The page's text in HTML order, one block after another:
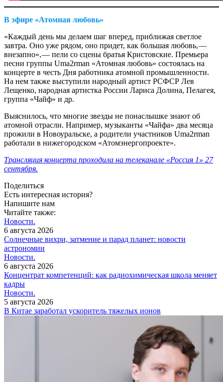
В эфире «Атомная любовь»
«Каждый день мы делаем шаг вперед, приближая светлое
завтра. Оно уже рядом, оно придет, как большая любовь, — ​
внезапно», — ​пели со сцены братья Кристовские. Премьера
песни группы Uma2rman «Атомная любовь» состоялась на
концерте в честь Дня работника атомной промышленности.
На нем также выступили народный артист РСФСР Лев
Лещенко, народная артистка России Лариса Долина, Пелагея,
группа «Чайф» и др.
Выяснилось, что многие звезды не понаслышке знают об
атомной отрасли. Например, музыканты «Чайфа» два месяца
прожили в Новоуральске, а родители участников Uma2rman
работали в нижегородском «Атомэнергопроекте».
Трансляция концерта проходила на телеканале «Россия 1» 27
сентября.
Поделиться
Есть интересная история?
Напишите нам
Читайте также:
Новости.
6 августа 2026
Солнечные вихри, затмение и парад планет: новости
астрономии
Новости.
6 августа 2026
Концентрат компетенций: как радиохимическая школа меняет
кадры
Новости.
5 августа 2026
В Китае заработал ускоритель тяжелых ионов